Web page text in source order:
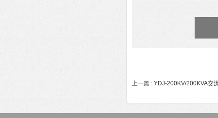
上一篇 : YDJ-200KV/200KVA交